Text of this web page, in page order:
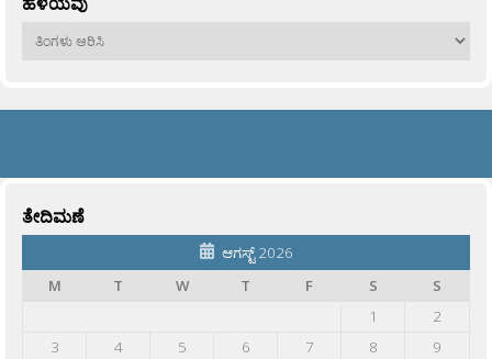
ಹಳೆಯವು
ತೇದಿಮಣೆ
ಆಗಸ್ಟ್ 2026
M
T W T F S
S
1
2
3
4 5 6 7 8
9